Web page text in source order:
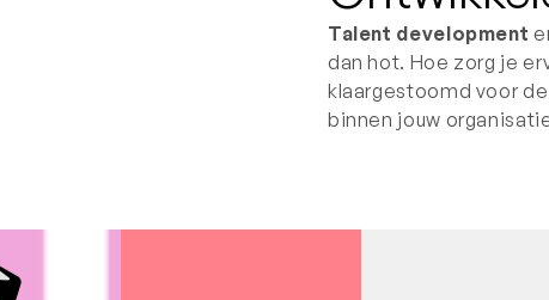
Talent development
dan hot. Hoe zorg je
klaargestoomd voor
binnen jouw